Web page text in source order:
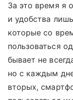
За это время я
и удобства
которые со
пользоваться
бывает не
но с каждым
вторых,